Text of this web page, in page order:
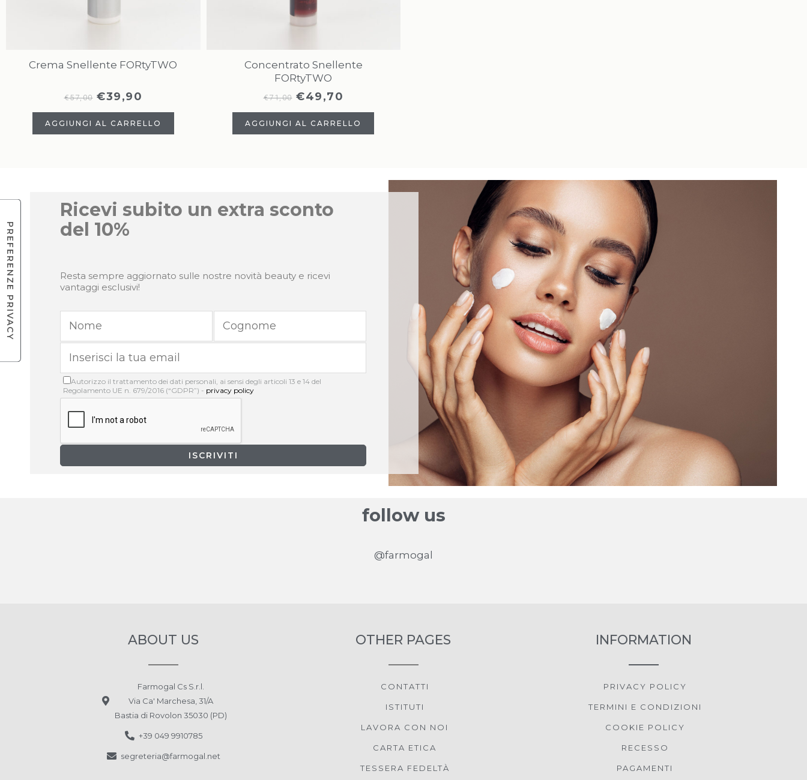
Crema Snellente FORtyTWO
€57,00 €39,90
AGGIUNGI AL CARRELLO
Concentrato Snellente
FORtyTWO
€71,00 €49,70
AGGIUNGI AL CARRELLO
Ricevi subito un extra sconto
del 10%
Resta sempre aggiornato sulle nostre novità beauty e ricevi
vantaggi esclusivi!
Autorizzo il trattamento dei dati personali, ai sensi degli articoli 13 e 14 del
Regolamento UE n. 679/2016 (“GDPR”) - privacy policy
follow us
@farmogal
ABOUT US
Farmogal Cs S.r.l.
Via Ca' Marchesa, 31/A
Bastia di Rovolon 35030 (PD)
+39 049 9910785
segreteria@farmogal.net
OTHER PAGES
CONTATTI
ISTITUTI
LAVORA CON NOI
CARTA ETICA
TESSERA FEDELTÀ
INFORMATION
PRIVACY POLICY
TERMINI E CONDIZIONI
COOKIE POLICY
RECESSO
PAGAMENTI